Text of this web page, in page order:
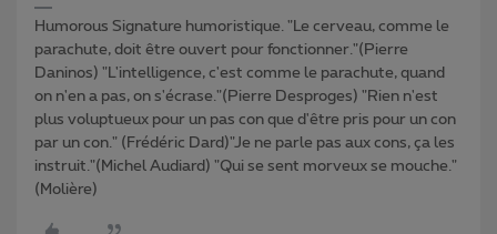
Humorous Signature humoristique. "Le cerveau, comme le
parachute, doit être ouvert pour fonctionner."(Pierre
Daninos) "L'intelligence, c'est comme le parachute, quand
on n'en a pas, on s'écrase."(Pierre Desproges) "Rien n'est
plus voluptueux pour un pas con que d'être pris pour un con
par un con." (Frédéric Dard)"Je ne parle pas aux cons, ça les
instruit."(Michel Audiard) "Qui se sent morveux se mouche."
(Molière)